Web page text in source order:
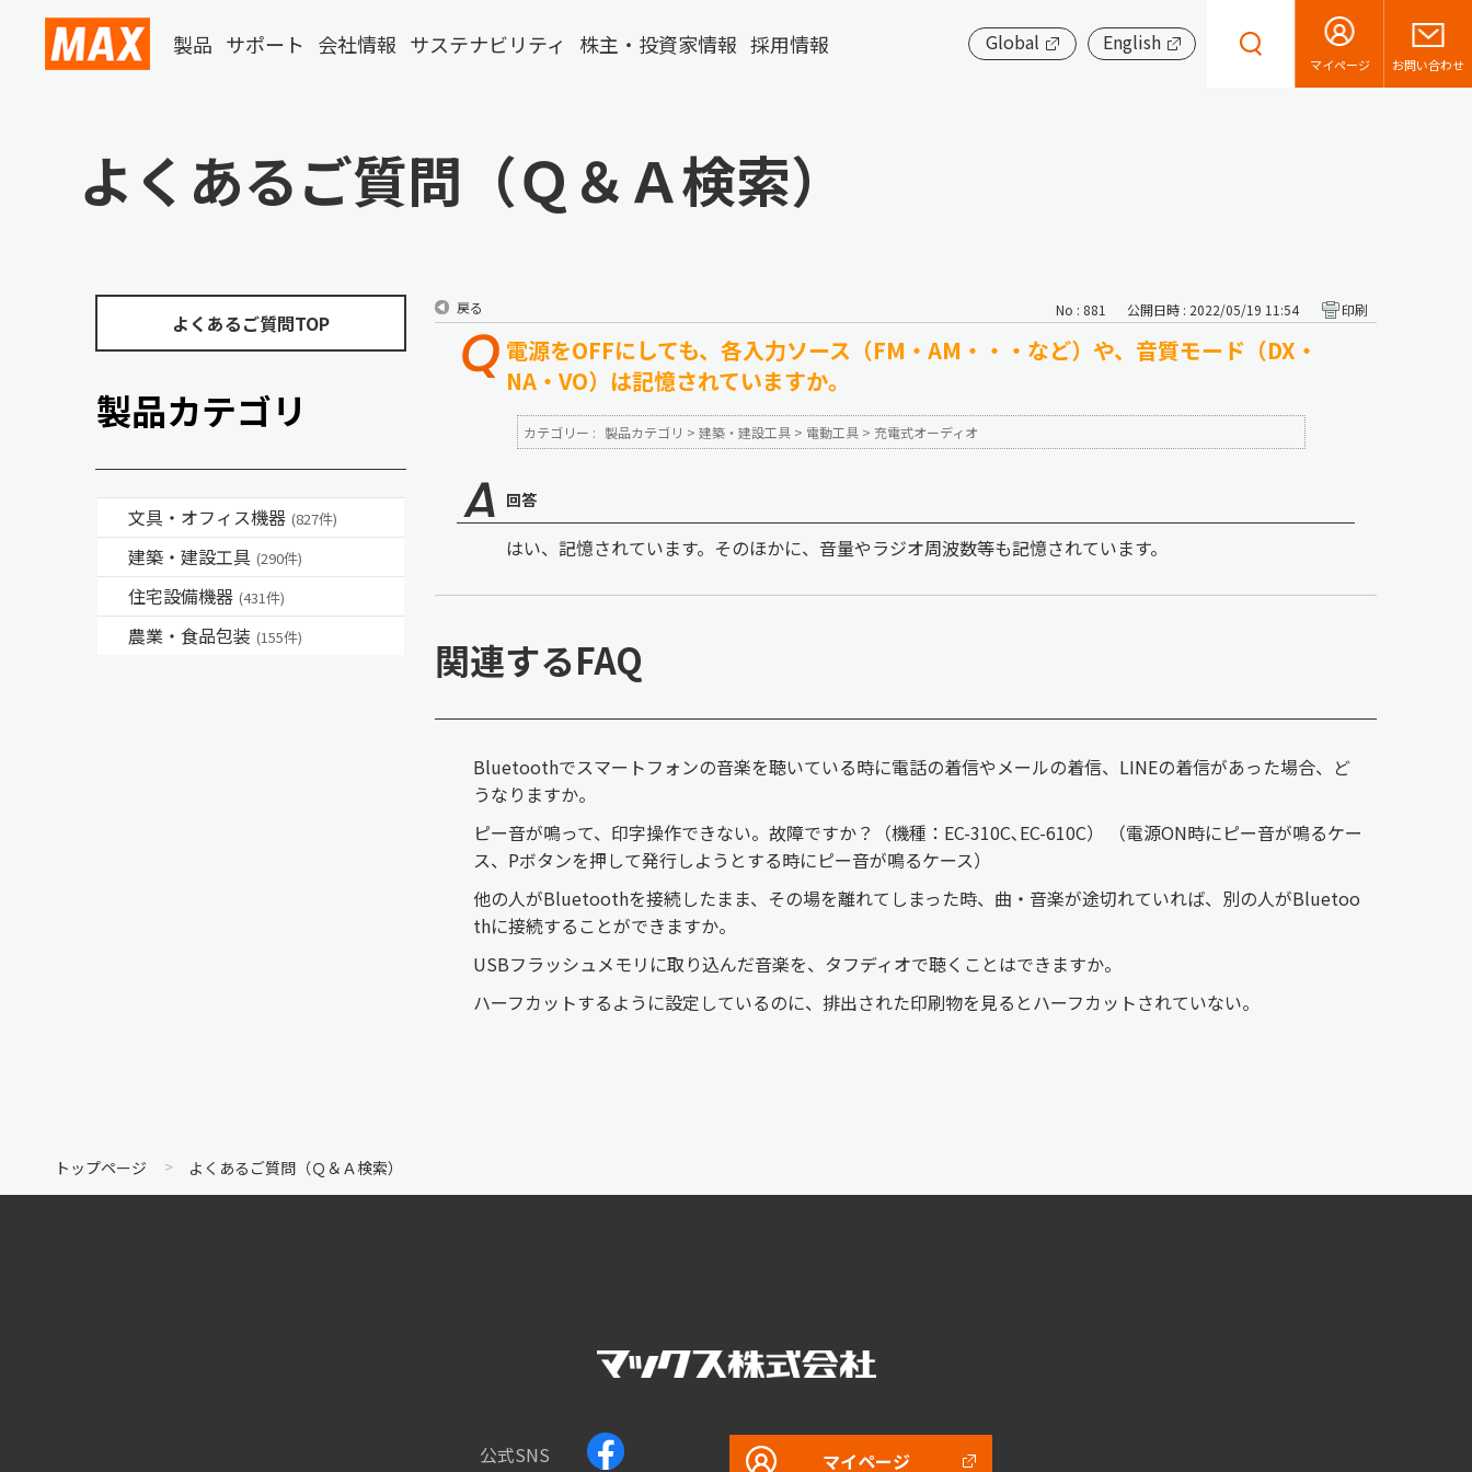
製品 サポート 会社情報 サステナビリティ 株主・投資家情報 採用情報 Global English
マイページ お問い合わせ
よくあるご質問（Ｑ＆Ａ検索）
よくあるご質問TOP
製品カテゴリ
文具・オフィス機器 (827件)
建築・建設工具 (290件)
住宅設備機器 (431件)
農業・食品包装 (155件)
戻る No : 881 公開日時 : 2022/05/19 11:54 印刷
電源をOFFにしても、各入力ソース（FM・AM・・・など）や、音質モード（DX・
NA・VO）は記憶されていますか。
カテゴリー : 製品カテゴリ > 建築・建設工具 > 電動工具 > 充電式オーディオ
回答
はい、記憶されています。そのほかに、音量やラジオ周波数等も記憶されています。
関連するFAQ
Bluetoothでスマートフォンの音楽を聴いている時に電話の着信やメールの着信、LINEの着信があった場合、ど
うなりますか。
ピー音が鳴って、印字操作できない。故障ですか？（機種：EC-310C､EC-610C） （電源ON時にピー音が鳴るケー
ス、Pボタンを押して発行しようとする時にピー音が鳴るケース）
他の人がBluetoothを接続したまま、その場を離れてしまった時、曲・音楽が途切れていれば、別の人がBluetoo
thに接続することができますか。
USBフラッシュメモリに取り込んだ音楽を、タフディオで聴くことはできますか。
ハーフカットするように設定しているのに、排出された印刷物を見るとハーフカットされていない。
トップページ よくあるご質問（Ｑ＆Ａ検索）
公式SNS マイページ